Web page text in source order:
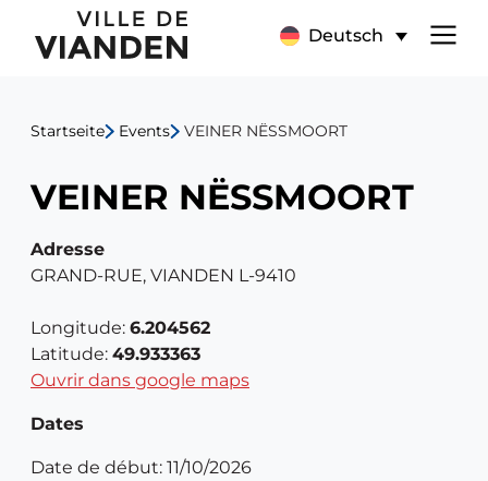
VEINER
NËSSMOORT
Deutsch
Hauptnavigationsmenü
Startseite Events VEINER NËSSMOORT
VEINER NËSSMOORT
Adresse
GRAND-RUE, VIANDEN L-9410
Longitude: 6.204562
Latitude: 49.933363
Ouvrir dans google maps
Dates
Date de début: 11/10/2026